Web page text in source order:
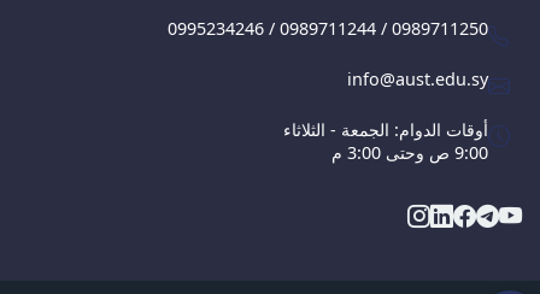
0995234246 / 0989711244 / 0989711250
info@aust.edu.sy
أوقات الدوام: الجمعة - الثلاثاء
9:00 ص وحتى 3:00 م